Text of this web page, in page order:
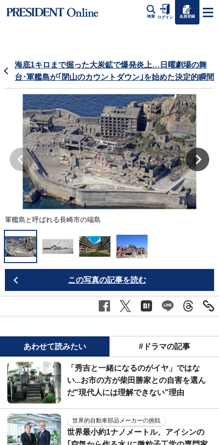
検索 ログイン 会員登録
海底1キロまで掘った大炭鉱で爆発炎上…日曜劇場の舞
台･軍艦島が｢閉山のカウントダウン｣を始めた決定的瞬間
軍艦島と呼ばれる長崎市の端島
この写真の記事を読む
あわせて読みたい #ドラマの記事
「秀吉と一緒になるのがイヤ」ではな
い...お市の方が柴田勝家との自害を選ん
だ"現代人には理解できない"理由
世界的自動車部品メーカーの挑戦
世界最小約1ナノメートル、アイシンの